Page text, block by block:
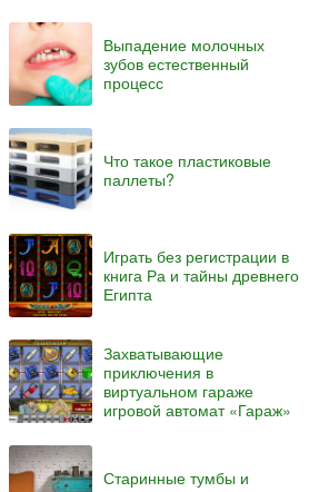
Выпадение молочных
зубов естественный
процесс
Что такое пластиковые
паллеты?
Играть без регистрации в
книга Ра и тайны древнего
Египта
Захватывающие
приключения в
виртуальном гараже
игровой автомат «Гараж»
Старинные тумбы и